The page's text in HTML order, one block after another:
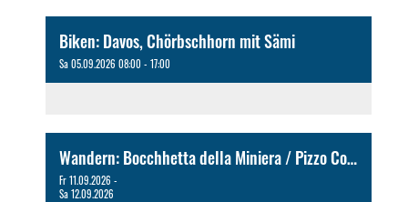
Biken: Davos, Chörbschhorn mit Sämi
Sa 05.09.2026 08:00 - 17:00
Wandern: Bocchhetta della Miniera / Pizzo Corandoni Rundtour via Capanna Cadagno Teilnehmerzahl beschränkt (Übernachtung) mit Peter
Fr 11.09.2026 -
Sa 12.09.2026